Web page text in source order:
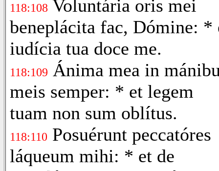
118:108 Voluntária oris mei
beneplácita fac, Dómine: *
iudícia tua doce me.
118:109 Ánima mea in
meis semper: * et legem
tuam non sum oblítus.
118:110 Posuérunt peccatóres
láqueum mihi: * et de